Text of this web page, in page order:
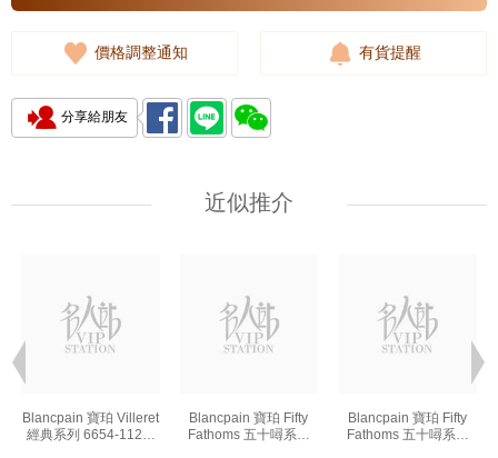
價格調整通知 有貨提醒
分享給朋友
近似推介
Blancpain 寶珀 Villeret
經典系列 6654-1127-
Blancpain 寶珀 Fifty
Fathoms 五十噚系列
Blancpain 寶珀 Fifty
Fathoms 五十噚系列